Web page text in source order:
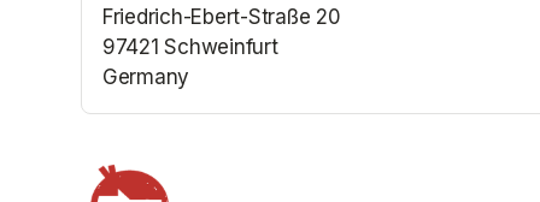
Friedrich-Ebert-Straße 20
97421 Schweinfurt
Germany